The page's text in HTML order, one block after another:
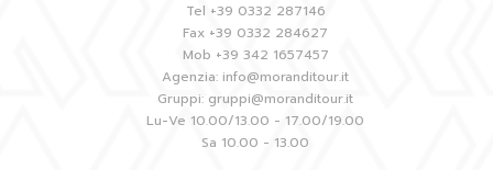
Tel +39 0332 287146
Fax +39 0332 284627
Mob +39 342 1657457
Agenzia: info@moranditour.it
Gruppi: gruppi@moranditour.it
Lu-Ve 10.00/13.00 - 17.00/19.00
Sa 10.00 - 13.00